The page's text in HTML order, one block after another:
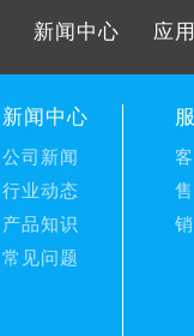
新闻中心 应
新闻中心
公司新闻
行业动态
产品知识
常见问题